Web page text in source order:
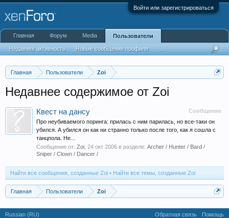
Войти или зарегистрироваться
Главная Пользователи Zoi
Недавнее содержимое от Zoi
Сообщение
Квест на дансу
Про неубиваемого поринга: прилась с ним парилась, но все-таки он
убился. А убился он как ни странно только после того, как я сошла с
танцпола. Не...
Сообщение от: Zoi 24 окт 2006 в разделе: Archer / Hunter / Bard /
Sniper / Clown / Dancer /
Найти все сообщения, созданные Zoi Найти все темы, созданные Zoi
Главная Пользователи Zoi
Главная Форум Media Пользователи
Недавняя активность Новые сообщения профиля
Russian (RU) Обратная связь
Помощь